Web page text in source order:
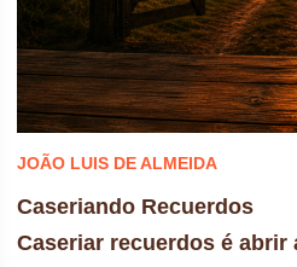
JOÃO LUIS DE ALMEIDA
Caseriando Recuerdos
Caseriar recuerdos é abrir